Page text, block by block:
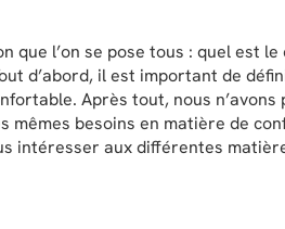
que l’on se pose tous : quel est
d’abord, il est important de
Après tout, nous n’avons
mêmes besoins en matière de
intéresser aux différentes